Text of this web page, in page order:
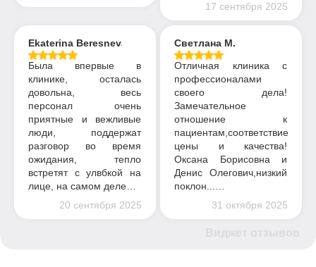
17 сентября 2025
Ekaterina Beresneva
Была впервые в
клинике, осталась
довольна, весь
персонал очень
приятные и вежливые
люди, поддержат
разговор во время
ожидания, тепло
встретят с улвбкой на
лице, на самом деле…
20 сентября 2025
Светлана М.
Отличная клиника с
профессионалами
своего дела!
Замечательное
отношение к
пациентам,соответствие
цены и качества!
Оксана Борисовна и
Денис Олегович,низкий
поклон...…
31 октября 2025